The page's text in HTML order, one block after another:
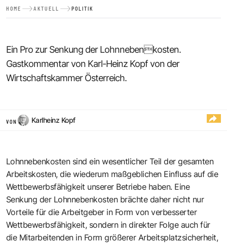
HOME AKTUELL POLITIK
Ein Pro zur Senkung der Lohnnebenkosten.
Gastkommentar von Karl-Heinz Kopf von der
Wirtschaftskammer Österreich.
VON Karlheinz Kopf
Lohnnebenkosten sind ein wesentlicher Teil der gesamten
Arbeitskosten, die wiederum maßgeblichen Einfluss auf die
Wettbewerbsfähigkeit unserer Betriebe haben. Eine
Senkung der Lohnnebenkosten brächte daher nicht nur
Vorteile für die Arbeitgeber in Form von verbesserter
Wettbewerbsfähigkeit, sondern in direkter Folge auch für
die Mitarbeitenden in Form größerer Arbeitsplatzsicherheit,